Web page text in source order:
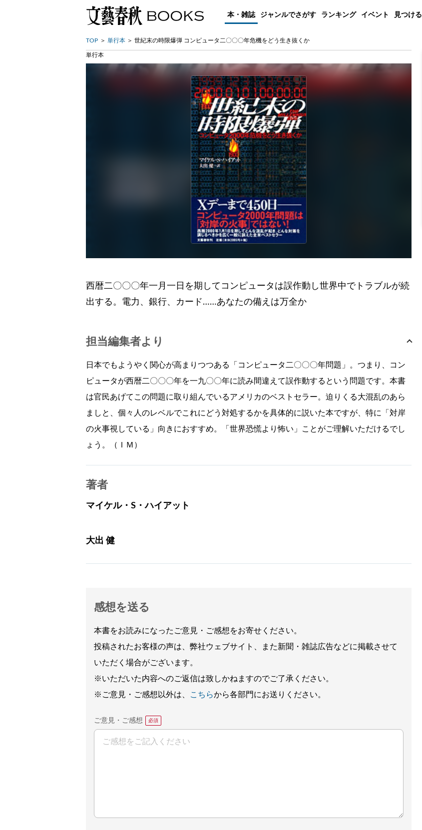
本・雑誌 ジャンルでさがす ランキング イベント 見つける
TOP 単行本 世紀末の時限爆弾 コンピュータ二〇〇〇年危機をどう生き抜くか
単行本
西暦二〇〇〇年一月一日を期してコンピュータは誤作動し世界中でトラブルが続
出する。電力、銀行、カード……あなたの備えは万全か
担当編集者より
日本でもようやく関心が高まりつつある「コンピュータ二〇〇〇年問題」。つまり、コン
ピュータが西暦二〇〇〇年を一九〇〇年に読み間違えて誤作動するという問題です。本書
は官民あげてこの問題に取り組んでいるアメリカのベストセラー。迫りくる大混乱のあら
ましと、個々人のレベルでこれにどう対処するかを具体的に説いた本ですが、特に「対岸
の火事視している」向きにおすすめ。「世界恐慌より怖い」ことがご理解いただけるでし
ょう。（ＩＭ）
著者
マイケル・S・ハイアット
大出 健
感想を送る
本書をお読みになったご意見・ご感想をお寄せください。
投稿されたお客様の声は、弊社ウェブサイト、また新聞・雑誌広告などに掲載させて
いただく場合がございます。
※いただいた内容へのご返信は致しかねますのでご了承ください。
※ご意見・ご感想以外は、
こちらから各部門にお送りください。
ご意見・ご感想